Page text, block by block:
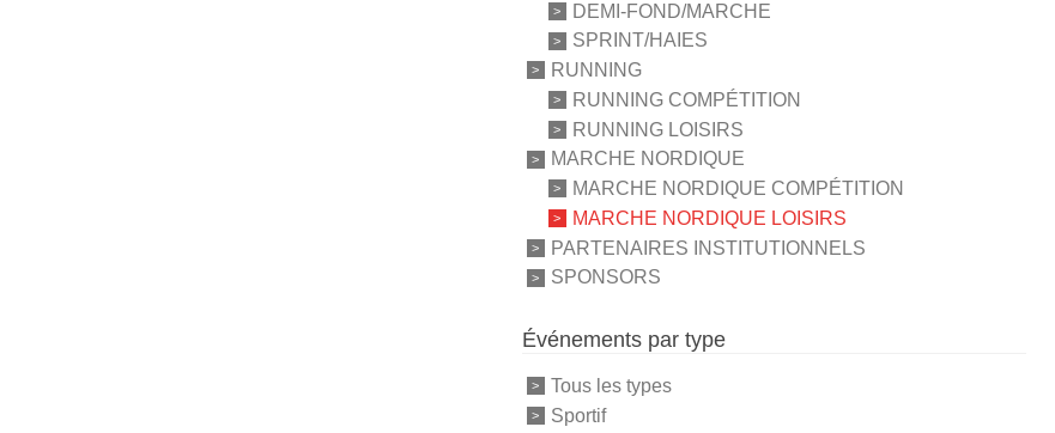
DEMI-FOND/MARCHE
SPRINT/HAIES
RUNNING
RUNNING COMPÉTITION
RUNNING LOISIRS
MARCHE NORDIQUE
MARCHE NORDIQUE COMPÉTITION
MARCHE NORDIQUE LOISIRS
PARTENAIRES INSTITUTIONNELS
SPONSORS
Événements par type
Tous les types
Sportif